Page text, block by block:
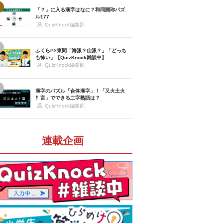
「？」に入る漢字はなに？和同開珎パズ
ル177
QuizKnock編集部
ふくらP×東問「海派？山派？」「どっち
も怖い」【QuizKnock雑談中】
QuizKnock編集部
漢字のパズル「合体漢字」！「又火土火
忄言」でできる二字熟語は？
QuizKnock編集部
連載企画